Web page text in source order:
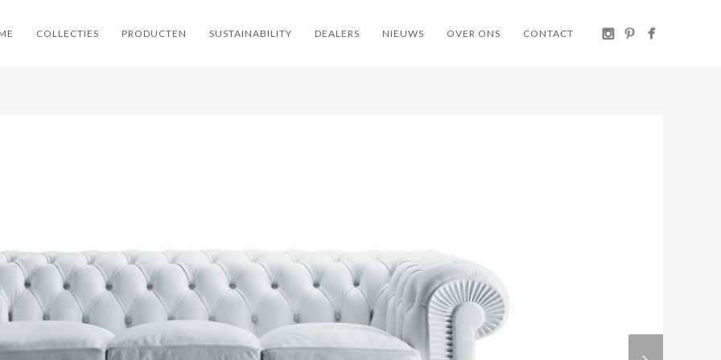
COLLECTIES PRODUCTEN SUSTAINABILITY DEALERS NIEUWS OVER ONS CONTACT